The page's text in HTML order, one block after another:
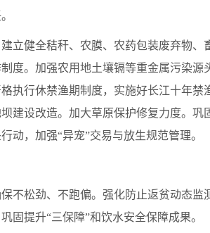
立健全秸秆、农膜、农药包装废弃物、
度。加强农用地土壤镉等重金属污染源
执行休禁渔期制度，实施好长江十年禁
建设改造。加大草原保护修复力度。巩
动，加强“异宠”交易与放生规范管理。
不松劲、不跑偏。强化防止返贫动态监
固提升“三保障”和饮水安全保障成果。